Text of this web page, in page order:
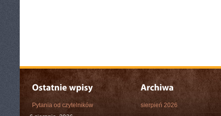
Pytania od czytelników
sierpień 2026